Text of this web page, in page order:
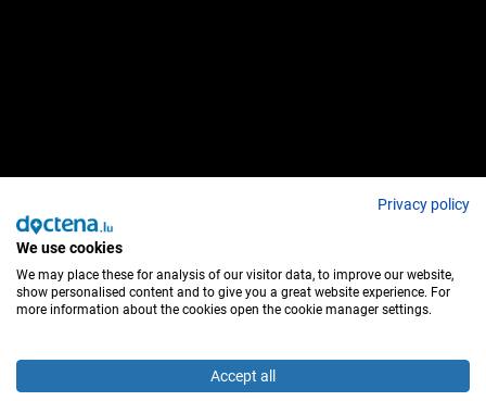
Privacy policy
We use cookies
We may place these for analysis of our visitor data, to improve our website,
show personalised content and to give you a great website experience. For
more information about the cookies open the cookie manager settings.
Accept all